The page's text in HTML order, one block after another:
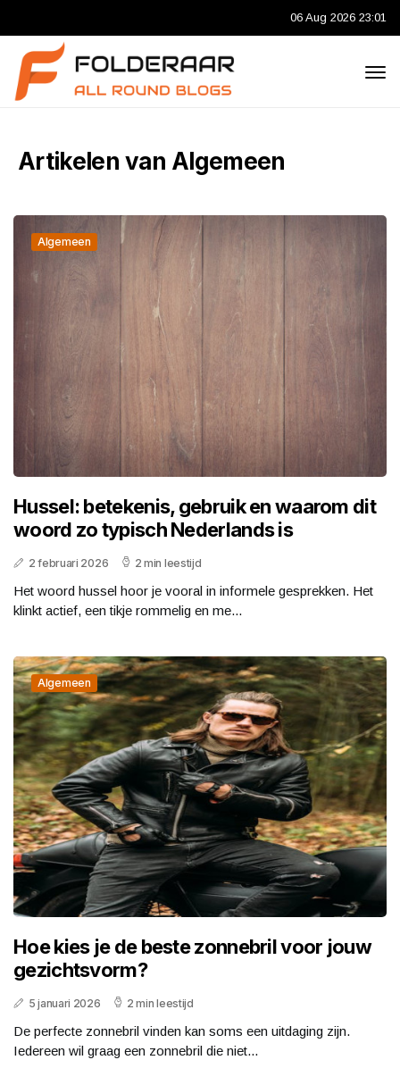
06 Aug 2026 23:01
Artikelen van Algemeen
Algemeen
Hussel: betekenis, gebruik en waarom dit
woord zo typisch Nederlands is
2 februari 2026 2 min leestijd
Het woord hussel hoor je vooral in informele gesprekken. Het
klinkt actief, een tikje rommelig en me...
Algemeen
Hoe kies je de beste zonnebril voor jouw
gezichtsvorm?
5 januari 2026 2 min leestijd
De perfecte zonnebril vinden kan soms een uitdaging zijn.
Iedereen wil graag een zonnebril die niet...